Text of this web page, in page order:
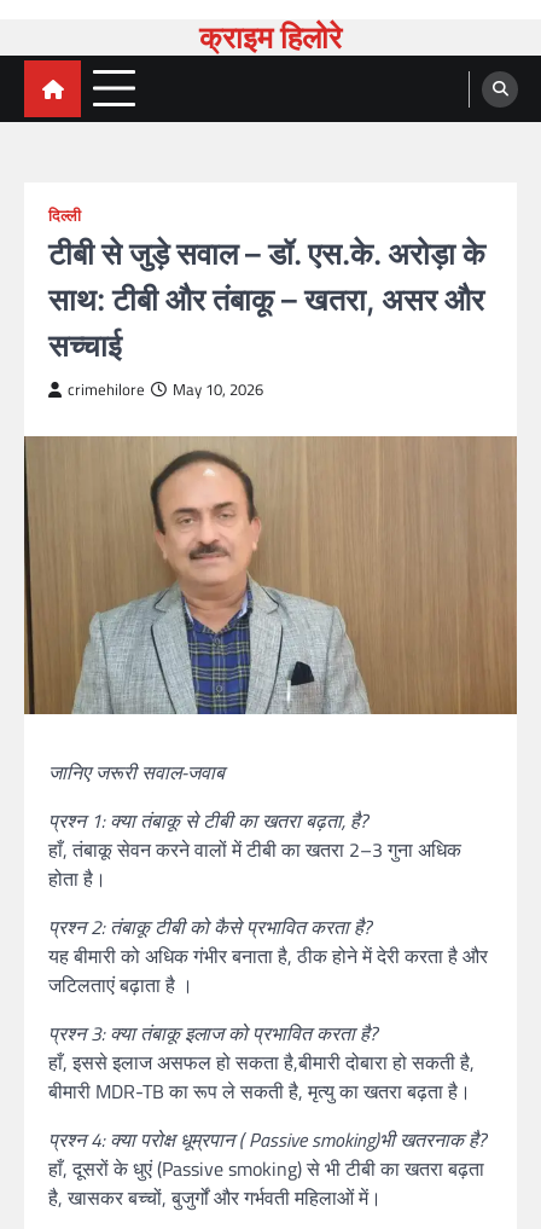
क्राइम हिलोरे
दिल्ली
टीबी से जुड़े सवाल – डॉ. एस.के. अरोड़ा के
साथ: टीबी और तंबाकू – खतरा, असर और
सच्चाई
crimehilore May 10, 2026
जानिए जरूरी सवाल-जवाब
प्रश्न 1: क्या तंबाकू से टीबी का खतरा बढ़ता, है?
हाँ, तंबाकू सेवन करने वालों में टीबी का खतरा 2–3 गुना अधिक
होता है।
प्रश्न 2: तंबाकू टीबी को कैसे प्रभावित करता है?
यह बीमारी को अधिक गंभीर बनाता है, ठीक होने में देरी करता है और
जटिलताएं बढ़ाता है ।
प्रश्न 3: क्या तंबाकू इलाज को प्रभावित करता है?
हाँ, इससे इलाज असफल हो सकता है,बीमारी दोबारा हो सकती है,
बीमारी MDR-TB का रूप ले सकती है, मृत्यु का खतरा बढ़ता है।
प्रश्न 4: क्या परोक्ष धूम्रपान ( Passive smoking)भी खतरनाक है?
हाँ, दूसरों के धुएं (Passive smoking) से भी टीबी का खतरा बढ़ता
है, खासकर बच्चों, बुजुर्गों और गर्भवती महिलाओं में।